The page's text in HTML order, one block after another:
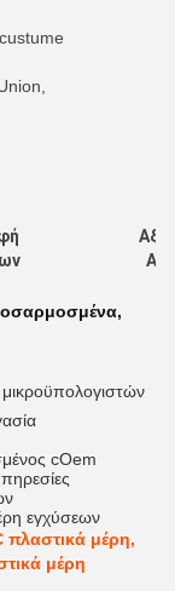
,
cOem
εγχύσεων
πλαστικά μέρη,
μέρη